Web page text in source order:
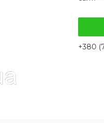
+380